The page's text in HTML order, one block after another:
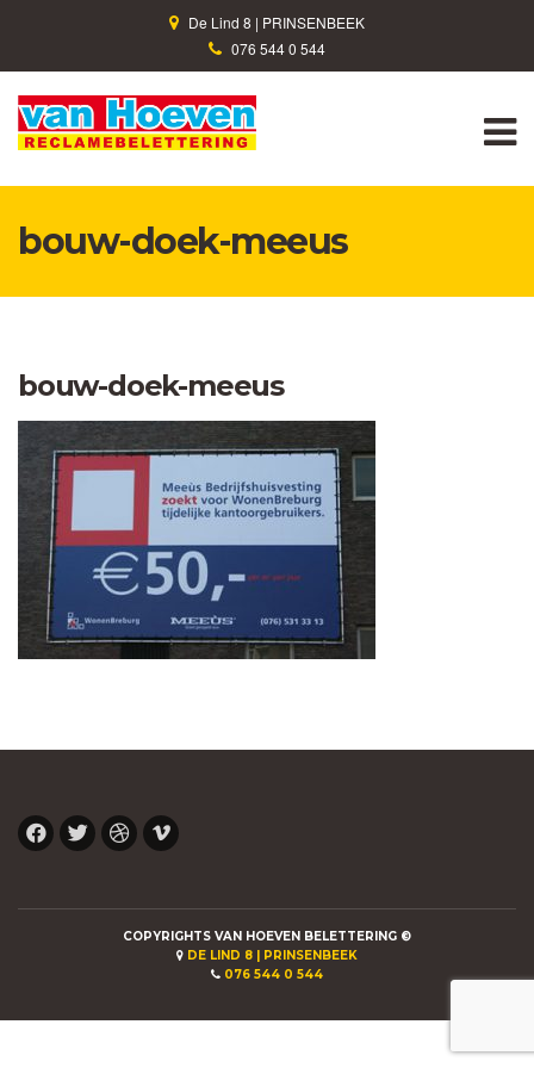
De Lind 8 | PRINSENBEEK
076 544 0 544
bouw-doek-meeus
bouw-doek-meeus
COPYRIGHTS VAN HOEVEN BELETTERING ©
DE LIND 8 | PRINSENBEEK
076 544 0 544